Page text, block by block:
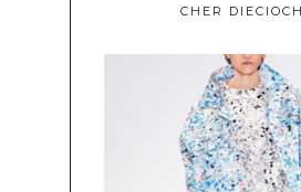
CHER